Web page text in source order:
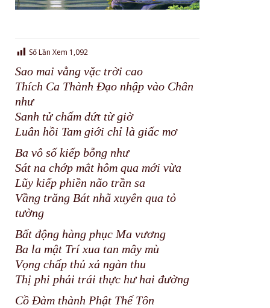
Số Lần Xem 1,092
Sao mai vằng vặc trời cao
Thích Ca Thành Đạo nhập vào Chân
như
Sanh tử chấm dứt từ giờ
Luân hồi Tam giới chỉ là giấc mơ
Ba vô số kiếp bỗng như
Sát na chớp mắt hôm qua mới vừa
Lũy kiếp phiền não trần sa
Vầng trăng Bát nhã xuyên qua tỏ
tường
Bất động hàng phục Ma vương
Ba la mật Trí xua tan mây mù
Vọng chấp thủ xả ngàn thu
Thị phi phải trái thực hư hai đường
Cồ Đàm thành Phật Thế Tôn